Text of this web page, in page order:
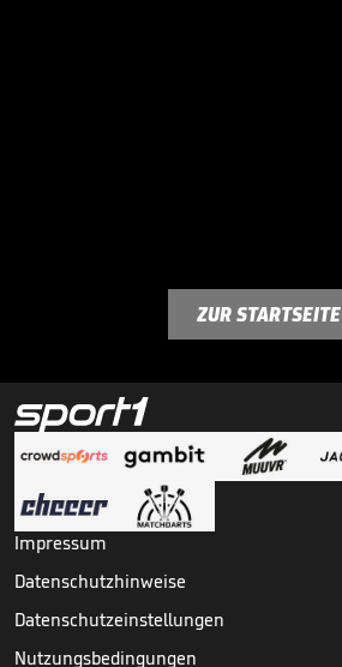
ZUR STARTSEITE
Impressum
Datenschutzhinweise
Datenschutzeinstellungen
Nutzungsbedingungen